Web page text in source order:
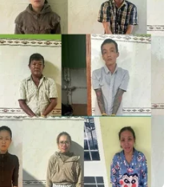
Đội tuyển Việt Nam nhận
thưởng 2 tỷ đồng sau
thắng lợi trước Indonesia
04/08/2026 04:16